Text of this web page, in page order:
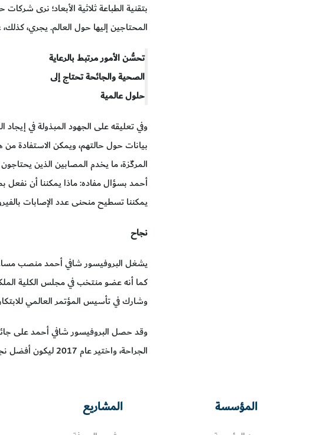
بتقنية الطباعة ثلاثية الأبعاد؛ نرى
المحتاجين إليها حول العالم. يجري،
تحسُّن الأمور مرتبط بالرعاية
الصحية والجائحة تحتاج إلى
حلول عالمية
وفي تعليقه على الجهود المبذولة في
بيانات حول حالتهم، ويمكن الاستفادة من
المركّزة، ما يخدم المصابين الذين
أحمد بسؤال مفاده: ماذا يمكننا أن نفعل
يمكننا تسطيح منحنى عدد الإصابات
نجاح
يشغل البروفيسور شافي أحمد منصب
كما أنه عضو منتخب في مجلس الكلية
وشارك في تأسيس المؤتمر العالمي
الجراحة، واختير عام 2017 ليكون أفضل نجم آسيوي بريطاني في التكنولوجيا، كما اختير باعتباره أكثر البريطانيين من أصل بنغالي تميزاً في عام 2017 م.
المؤسسة المشاريع